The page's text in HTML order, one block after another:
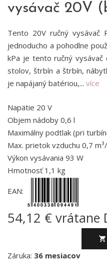
vysávač 20V
Tento 20V ručný vysávač
jednoducho a pohodlne
kPa je tento ručný vysávač
stolov, štrbín a štrbín,
je napájaný batériou,... více
Napätie 20 V
Objem nádoby 0,6 l
Maximálny podtlak (pri
Max. prietok vzduchu 0,7
Výkon vysávania 93 W
Hmotnosť 1,1 kg
EAN:
54,12 € vrátane
Záruka: 36 mesiacov